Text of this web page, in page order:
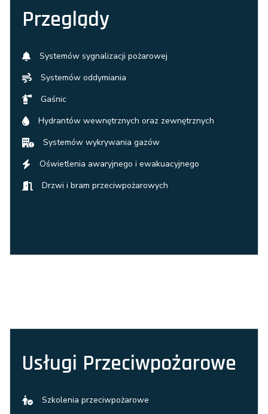
Przeglądy
Systemów sygnalizacji pożarowej
Systemów oddymiania
Gaśnic
Hydrantów wewnętrznych oraz zewnętrznych
Systemów wykrywania gazów
Oświetlenia awaryjnego i ewakuacyjnego
Drzwi i bram przeciwpożarowych
Usługi Przeciwpożarowe
Szkolenia przeciwpożarowe